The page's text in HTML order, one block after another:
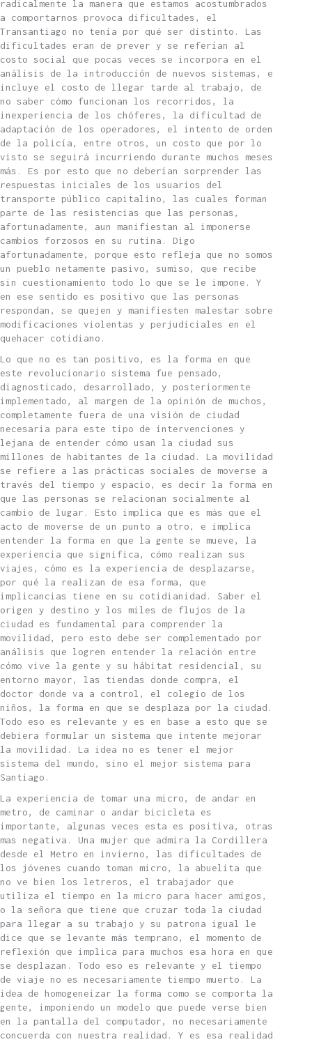
radicalmente la manera que estamos acostumbrados
a comportarnos provoca dificultades, el
Transantiago no tenía por qué ser distinto. Las
dificultades eran de prever y se referían al
costo social que pocas veces se incorpora en el
análisis de la introducción de nuevos sistemas, e
incluye el costo de llegar tarde al trabajo, de
no saber cómo funcionan los recorridos, la
inexperiencia de los chóferes, la dificultad de
adaptación de los operadores, el intento de orden
de la policía, entre otros, un costo que por lo
visto se seguirá incurriendo durante muchos meses
más. Es por esto que no deberían sorprender las
respuestas iniciales de los usuarios del
transporte público capitalino, las cuales forman
parte de las resistencias que las personas,
afortunadamente, aun manifiestan al imponerse
cambios forzosos en su rutina. Digo
afortunadamente, porque esto refleja que no somos
un pueblo netamente pasivo, sumiso, que recibe
sin cuestionamiento todo lo que se le impone. Y
en ese sentido es positivo que las personas
respondan, se quejen y manifiesten malestar sobre
modificaciones violentas y perjudiciales en el
quehacer cotidiano.
Lo que no es tan positivo, es la forma en que
este revolucionario sistema fue pensado,
diagnosticado, desarrollado, y posteriormente
implementado, al margen de la opinión de muchos,
completamente fuera de una visión de ciudad
necesaria para este tipo de intervenciones y
lejana de entender cómo usan la ciudad sus
millones de habitantes de la ciudad. La movilidad
se refiere a las prácticas sociales de moverse a
través del tiempo y espacio, es decir la forma en
que las personas se relacionan socialmente al
cambio de lugar. Esto implica que es más que el
acto de moverse de un punto a otro, e implica
entender la forma en que la gente se mueve, la
experiencia que significa, cómo realizan sus
viajes, cómo es la experiencia de desplazarse,
por qué la realizan de esa forma, que
implicancias tiene en su cotidianidad. Saber el
origen y destino y los miles de flujos de la
ciudad es fundamental para comprender la
movilidad, pero esto debe ser complementado por
análisis que logren entender la relación entre
cómo vive la gente y su hábitat residencial, su
entorno mayor, las tiendas donde compra, el
doctor donde va a control, el colegio de los
niños, la forma en que se desplaza por la ciudad.
Todo eso es relevante y es en base a esto que se
debiera formular un sistema que intente mejorar
la movilidad. La idea no es tener el mejor
sistema del mundo, sino el mejor sistema para
Santiago.
La experiencia de tomar una micro, de andar en
metro, de caminar o andar bicicleta es
importante, algunas veces esta es positiva, otras
mas negativa. Una mujer que admira la Cordillera
desde el Metro en invierno, las dificultades de
los jóvenes cuando toman micro, la abuelita que
no ve bien los letreros, el trabajador que
utiliza el tiempo en la micro para hacer amigos,
o la señora que tiene que cruzar toda la ciudad
para llegar a su trabajo y su patrona igual le
dice que se levante más temprano, el momento de
reflexión que implica para muchos esa hora en que
se desplazan. Todo eso es relevante y el tiempo
de viaje no es necesariamente tiempo muerto. La
idea de homogeneizar la forma como se comporta la
gente, imponiendo un modelo que puede verse bien
en la pantalla del computador, no necesariamente
concuerda con nuestra realidad. Y es esa realidad